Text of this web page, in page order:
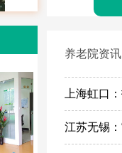
养老院资讯